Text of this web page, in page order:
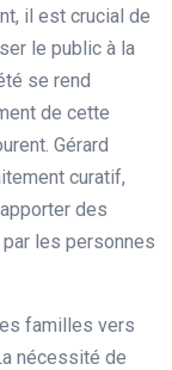
il est crucial de
le public à la
se rend
de cette
Gérard
curatif,
des
les personnes
familles vers
nécessité de